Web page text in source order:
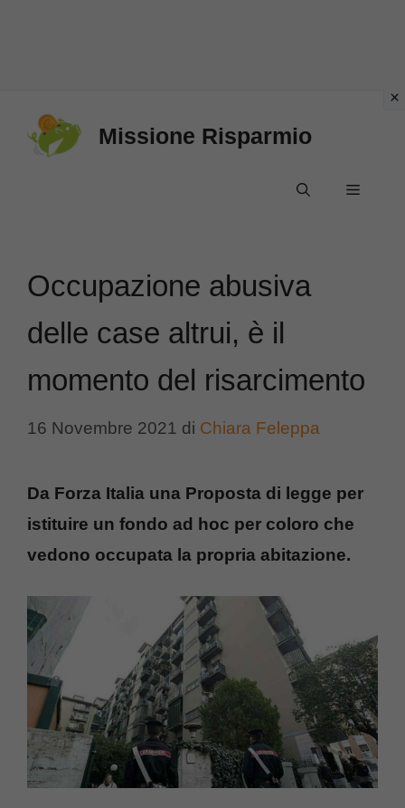
Missione Risparmio
Menu
Occupazione abusiva
delle case altrui, è il
momento del risarcimento
16 Novembre 2021 di Chiara Feleppa
Da Forza Italia una Proposta di legge per
istituire un fondo ad hoc per coloro che
vedono occupata la propria abitazione.